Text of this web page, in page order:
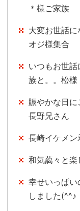
＊様ご家族
大変お世話
オジ様集合
いつもお世
族と。。松様
賑やかな日
長野兄さん
長崎イケメ
和気藹々と
幸せいっぱ
しました(^^♪